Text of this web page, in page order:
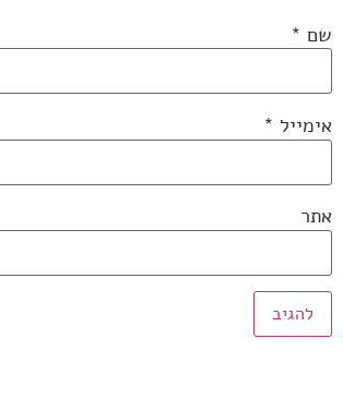
שם *
אימייל *
אתר